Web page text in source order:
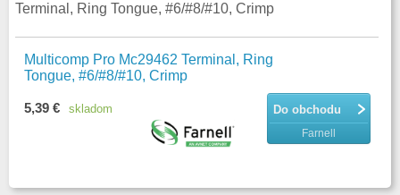
Terminal, Ring Tongue, #6/#8/#10, Crimp
Multicomp Pro Mc29462 Terminal, Ring
Tongue, #6/#8/#10, Crimp
Do obchodu
Farnell
5,39 € skladom